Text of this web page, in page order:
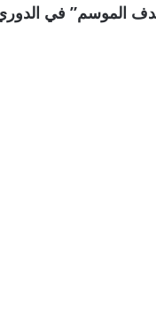
الموسم” في الدوري